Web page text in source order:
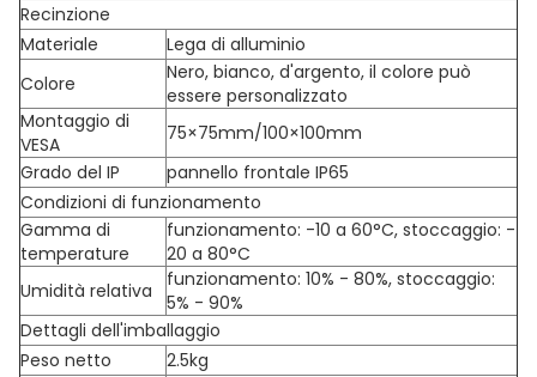
Recinzione
Materiale
Lega di alluminio
Colore
Nero, bianco, d'argento, il colore può
essere personalizzato
Montaggio di
VESA
75×75mm/100×100mm
Grado del IP
pannello frontale IP65
Condizioni di funzionamento
Gamma di
temperature
funzionamento: -10 a 60°C, stoccaggio: -
20 a 80°C
Umidità relativa
funzionamento: 10% - 80%, stoccaggio:
5% - 90%
Dettagli dell'imballaggio
Peso netto
2.5kg